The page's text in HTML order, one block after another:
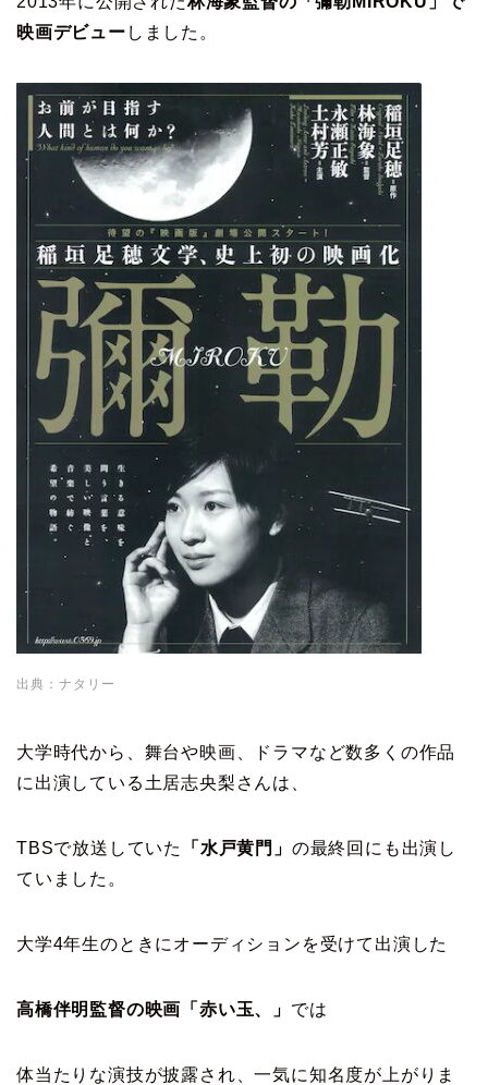
映画デビュー しました。
出典：ナタリー
大学時代から、舞台や映画、ドラマなど数多くの作品
に出演している土居志央梨さんは、
TBSで放送していた 「水戸黄門」 の最終回にも出演し
ていました。
大学4年生のときにオーディションを受けて出演した
高橋伴明監督の映画「赤い玉、」 では
体当たりな演技が披露され、一気に知名度が上がりま